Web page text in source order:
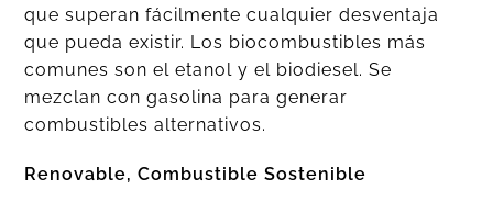
que superan fácilmente cualquier desventaja
que pueda existir. Los biocombustibles más
comunes son el etanol y el biodiesel. Se
mezclan con gasolina para generar
combustibles alternativos.
Renovable, Combustible Sostenible